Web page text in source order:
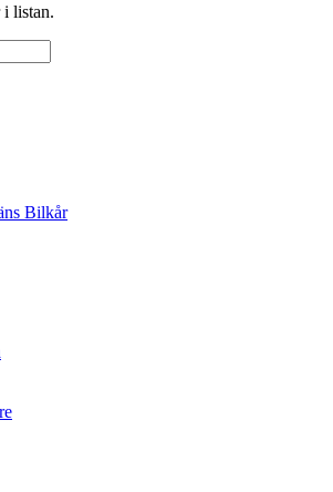
i listan.
Bilkår